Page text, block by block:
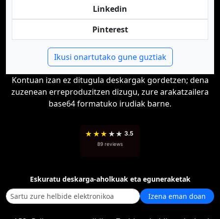
Linkedin
Pinterest
Ikusi onartutako gune guztiak
Kontuan izan ez ditugula deskargak gordetzen; dena
zuzenean erreproduzitzen dizugu, zure arakatzailera
base64 formatuko irudiak barne.
★ ★★ ★★ 3.5
89 reviews
Eskuratu deskarga-aholkuak eta eguneraketak
Izena eman doan